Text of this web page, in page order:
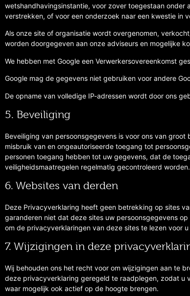
wetshandhavingsinstantie, voor zover toegestaan
verstrekken, of voor een onderzoek naar een kwestie in
Als onze site of organisatie wordt overgenomen,
worden doorgegeven aan onze adviseurs en mogelijke
We hebben met Google een Verwerkersovereenkomst
Google mag de gegevens niet gebruiken voor andere
De opname van volledige IP-adressen wordt door ons
5. Beveiliging
Beveiliging van persoonsgegevens is voor ons van
misbruik van en ongeautoriseerde toegang tot
personen toegang hebben tot uw gegevens, dat de
veiligheidsmaatregelen regelmatig gecontroleerd worden.
6. Websites van derden
Deze Privacyverklaring heeft geen betrekking op sites
garanderen niet dat deze sites uw persoonsgegevens
om de privacyverklaringen van deze sites te lezen voor
7. Wijzigingen in deze
Wij behouden ons het recht voor om wijzigingen aan te
deze privacyverklaring geregeld te raadplegen, zodat u
waar mogelijk ook actief op de hoogte brengen.